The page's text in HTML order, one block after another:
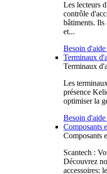
Les lecteurs
contrôle
bâtiments. Ils
et...
Besoin
Terminaux
Terminaux
Les
présence
optimiser la
Besoin
Composants
Composants
Scantech :
Découvrez
accessoires: